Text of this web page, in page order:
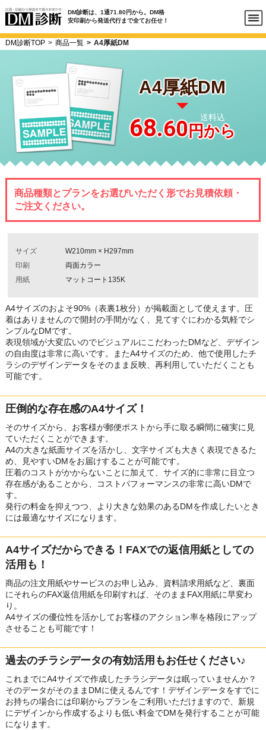
DM診断は、1通71.80円から。DM格
安印刷から発送代行まで全てお任せ！
DM診断TOP 商品一覧 A4厚紙DM
A4厚紙DM
68.60円から
送料込
商品種類とプランをお選びいただく形でお見積依頼・
ご注文ください。
サイズ
W210mm × H297mm
印刷
両面カラー
用紙
マットコート135K
A4サイズのおよそ90%（表裏1枚分）が掲載面として使えます。圧
着はありませんので開封の手間がなく、見てすぐにわかる気軽でシ
ンプルなDMです。
表現領域が大変広いのでビジュアルにこだわったDMなど、デザイン
の自由度は非常に高いです。またA4サイズのため、他で使用したチ
ラシのデザインデータをそのまま反映、再利用していただくことも
可能です。
圧倒的な存在感のA4サイズ！
そのサイズから、お客様が郵便ポストから手に取る瞬間に確実に見
ていただくことができます。
A4の大きな紙面サイズを活かし、文字サイズも大きく表現できるた
め、見やすいDMをお届けすることが可能です。
圧着のコストがかからないことに加えて、サイズ的に非常に目立つ
存在感があることから、コストパフォーマンスの非常に高いDMで
す。
発行の料金を抑えつつ、より大きな効果のあるDMを作成したいとき
には最適なサイズになります。
A4サイズだからできる！FAXでの返信用紙としての
活用も！
商品の注文用紙やサービスのお申し込み、資料請求用紙など、裏面
にそれらのFAX返信用紙を印刷すれば、そのままFAX用紙に早変わ
り。
A4サイズの優位性を活かしてお客様のアクション率を格段にアップ
させることも可能です！
過去のチラシデータの有効活用もお任せください♪
これまでにA4サイズで作成したチラシデータは眠っていませんか？
そのデータがそのままDMに使えるんです！デザインデータをすでに
お持ちの場合には印刷からプランをご利用いただけますので、新規
にデザインから作成するよりも低い料金でDMを発行することが可能
になります。